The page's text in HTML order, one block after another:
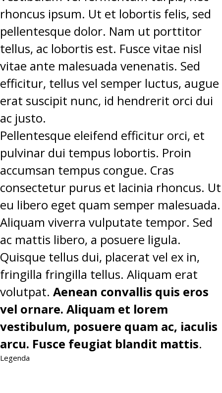
rhoncus ipsum. Ut et lobortis felis, sed
pellentesque dolor. Nam ut porttitor
tellus, ac lobortis est. Fusce vitae nisl
vitae ante malesuada venenatis. Sed
efficitur, tellus vel semper luctus, augue
erat suscipit nunc, id hendrerit orci dui
ac justo.
Pellentesque eleifend efficitur orci, et
pulvinar dui tempus lobortis. Proin
accumsan tempus congue. Cras
consectetur purus et lacinia rhoncus. Ut
eu libero eget quam semper malesuada.
Aliquam viverra vulputate tempor. Sed
ac mattis libero, a posuere ligula.
Quisque tellus dui, placerat vel ex in,
fringilla fringilla tellus. Aliquam erat
volutpat. Aenean convallis quis eros
vel ornare. Aliquam et lorem
vestibulum, posuere quam ac, iaculis
arcu. Fusce feugiat blandit mattis.
Legenda